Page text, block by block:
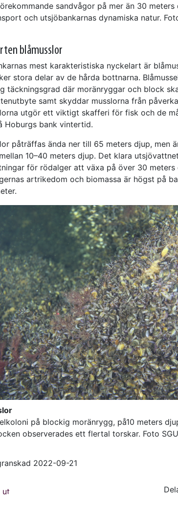
sandvågor på mer än 30 meters
och utsjöbankarnas dynamiska natur.
blåmusslor
mest karakteristiska nyckelart är
stora delar av de hårda bottnarna.
täckningsgrad där moränryggar och block
samt skyddar musslorna från
utgör ett viktigt skafferi för fisk och de
Hoburgs bank vintertid.
påträffas ända ner till 65 meters djup, men
10–40 meters djup. Det klara
för rödalger att växa på över 30 meters
artrikedom och biomassa är högst på
på blockig moränrygg, på10 meters
observerades ett flertal torskar. Foto
2022-09-21
ut